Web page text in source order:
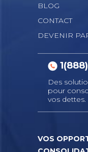
BLOG
CONTACT
DEVENIR
Des
pour
vos dettes.
VOS